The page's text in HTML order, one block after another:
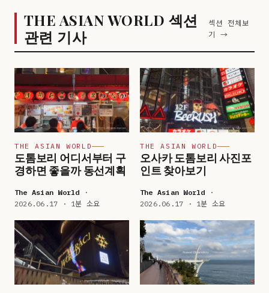
THE ASIAN WORLD 섹션
관련 기사
섹션 전체보
기 →
THE ASIAN WORLD
도톰보리 어디서부터 구
경하면 좋을까 동선계획
The Asian World ·
2026.06.17 · 1분 소요
THE ASIAN WORLD
오사카 도톰보리 사진포
인트 찾아보기
The Asian World ·
2026.06.17 · 1분 소요